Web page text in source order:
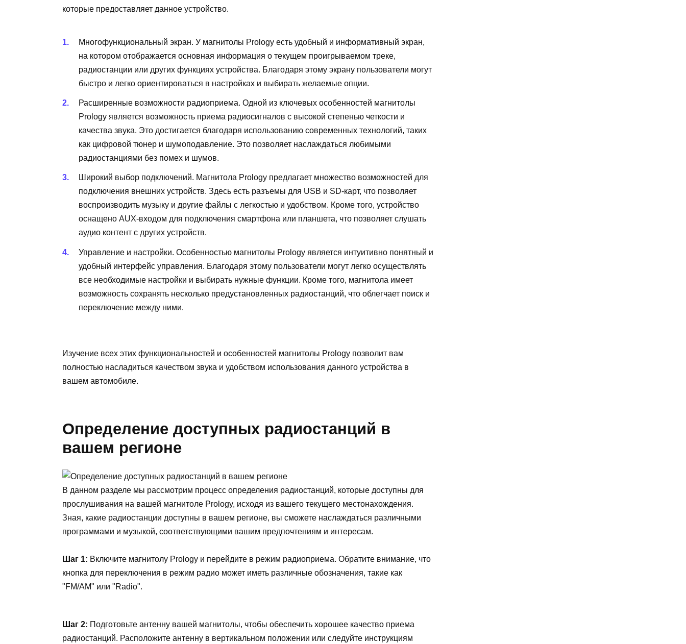
которые предоставляет данное устройство.
Многофункциональный экран. У магнитолы Prology есть удобный и информативный экран,
на котором отображается основная информация о текущем проигрываемом треке,
радиостанции или других функциях устройства. Благодаря этому экрану пользователи могут
быстро и легко ориентироваться в настройках и выбирать желаемые опции.
Расширенные возможности радиоприема. Одной из ключевых особенностей магнитолы
Prology является возможность приема радиосигналов с высокой степенью четкости и
качества звука. Это достигается благодаря использованию современных технологий, таких
как цифровой тюнер и шумоподавление. Это позволяет наслаждаться любимыми
радиостанциями без помех и шумов.
Широкий выбор подключений. Магнитола Prology предлагает множество возможностей для
подключения внешних устройств. Здесь есть разъемы для USB и SD-карт, что позволяет
воспроизводить музыку и другие файлы с легкостью и удобством. Кроме того, устройство
оснащено AUX-входом для подключения смартфона или планшета, что позволяет слушать
аудио контент с других устройств.
Управление и настройки. Особенностью магнитолы Prology является интуитивно понятный и
удобный интерфейс управления. Благодаря этому пользователи могут легко осуществлять
все необходимые настройки и выбирать нужные функции. Кроме того, магнитола имеет
возможность сохранять несколько предустановленных радиостанций, что облегчает поиск и
переключение между ними.
Изучение всех этих функциональностей и особенностей магнитолы Prology позволит вам
полностью насладиться качеством звука и удобством использования данного устройства в
вашем автомобиле.
Определение доступных радиостанций в
вашем регионе
В данном разделе мы рассмотрим процесс определения радиостанций, которые доступны для
прослушивания на вашей магнитоле Prology, исходя из вашего текущего местонахождения.
Зная, какие радиостанции доступны в вашем регионе, вы сможете наслаждаться различными
программами и музыкой, соответствующими вашим предпочтениям и интересам.
Шаг 1: Включите магнитолу Prology и перейдите в режим радиоприема. Обратите внимание, что
кнопка для переключения в режим радио может иметь различные обозначения, такие как
"FM/AM" или "Radio".
Шаг 2: Подготовьте антенну вашей магнитолы, чтобы обеспечить хорошее качество приема
радиостанций. Расположите антенну в вертикальном положении или следуйте инструкциям